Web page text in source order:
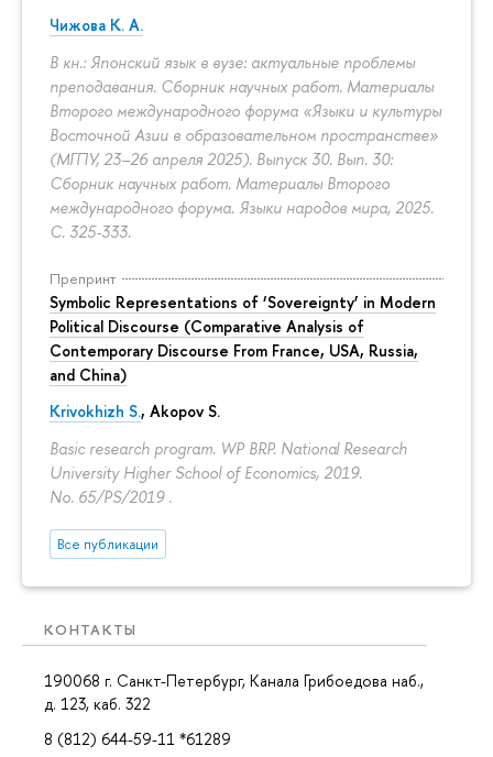
Чижова К. А.
В кн.: Японский язык в вузе: актуальные проблемы
преподавания. Сборник научных работ. Материалы
Второго международного форума «Языки и культуры
Восточной Азии в образовательном пространстве»
(МГПУ, 23–26 апреля 2025). Выпуск 30. Вып. 30:
Сборник научных работ. Материалы Второго
международного форума. Языки народов мира, 2025.
С. 325-333.
Препринт
Symbolic Representations of ‘Sovereignty’ in Modern
Political Discourse (Comparative Analysis of
Contemporary Discourse From France, USA, Russia,
and China)
Krivokhizh S., Akopov S.
Basic research program. WP BRP. National Research
University Higher School of Economics, 2019.
No. 65/PS/2019 .
Все публикации
КОНТАКТЫ
190068 г. Санкт-Петербург, Канала Грибоедова наб.,
д. 123, каб. 322
8 (812) 644-59-11 *61289